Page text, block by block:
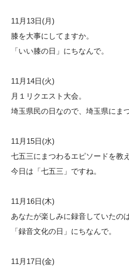
11月13日(月)
膝を大事にしてますか。
「いい膝の日」にちなんで。
11月14日(火)
月１リクエスト大会。
埼玉県民の日なので、埼玉県にま
11月15日(水)
七五三にまつわるエピソードを教
今日は「七五三」ですね。
11月16日(木)
あなたが楽しみに録音していたの
「録音文化の日」にちなんで。
11月17日(金)